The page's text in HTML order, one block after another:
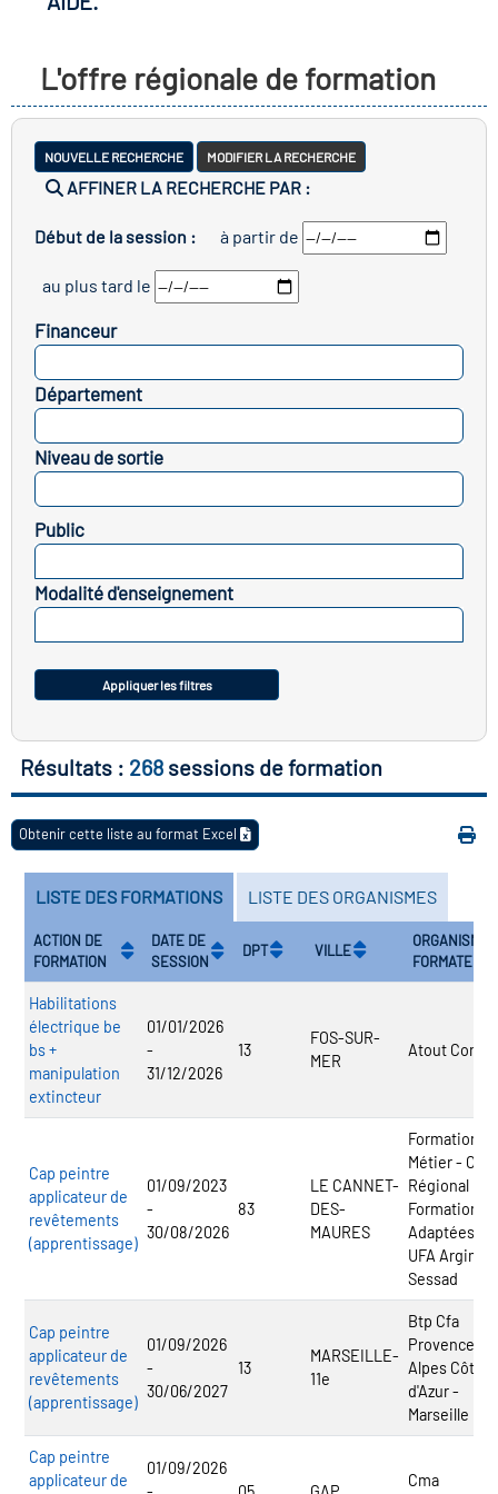
les métiers
clés métiers et
lieu d'information ou
de l'Economie
Solidaire (ESS)
du secteur sanitaire
de l'Industrie
emploi-formation
des transitions
de construction)
des secteurs(en
construction)
L'offre régionale de formation
NOUVELLE RECHERCHE MODIFIER LA RECHERCHE
AFFINER LA RECHERCHE PAR :
Début de la session : à partir de
au plus tard le
Financeur
Département
Niveau de sortie
Public
Modalité d'enseignement
Appliquer les filtres
Résultats : 268 sessions de formation
Obtenir cette liste au format Excel
LISTE DES FORMATIONS LISTE DES ORGANISMES
ACTION DE
FORMATION
DATE DE
SESSION
DPT VILLE
ORGANISME
FORMATEUR
Habilitations
électrique be
bs +
manipulation
extincteur
01/01/2026
-
31/12/2026
13
FOS-SUR-
MER
Atout
Cap peintre
applicateur de
revêtements
(apprentissage)
01/09/2023
-
30/08/2026
83
LE CANNET-
DES-
MAURES
Formation et
Métier - Cfa
Régional
Formations
Adaptées -
UFA Argimsa
Sessad
Cap peintre
applicateur de
revêtements
(apprentissage)
01/09/2026
-
30/06/2027
13
MARSEILLE-
11e
Btp Cfa
Provence
Alpes Côte
d'Azur -
Marseille
Cap peintre
applicateur de
01/09/2026
Cma